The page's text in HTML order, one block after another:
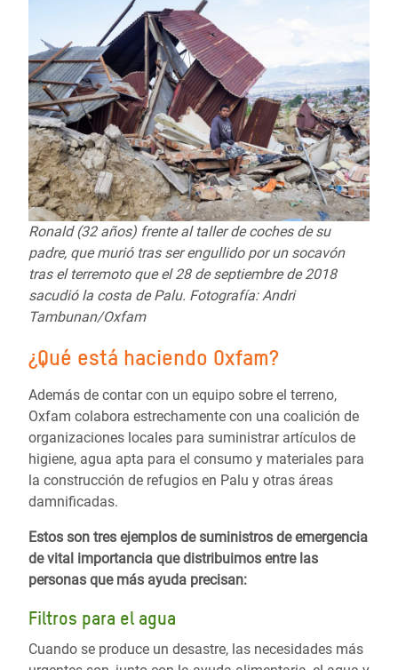
Ronald (32 años) frente al taller de coches de su
padre, que murió tras ser engullido por un socavón
tras el terremoto que el 28 de septiembre de 2018
sacudió la costa de Palu. Fotografía: Andri
Tambunan/Oxfam
¿Qué está haciendo Oxfam?
Además de contar con un equipo sobre el terreno,
Oxfam colabora estrechamente con una coalición de
organizaciones locales para suministrar artículos de
higiene, agua apta para el consumo y materiales para
la construcción de refugios en Palu y otras áreas
damnificadas.
Estos son tres ejemplos de suministros de emergencia
de vital importancia que distribuimos entre las
personas que más ayuda precisan:
Filtros para el agua
Cuando se produce un desastre, las necesidades más